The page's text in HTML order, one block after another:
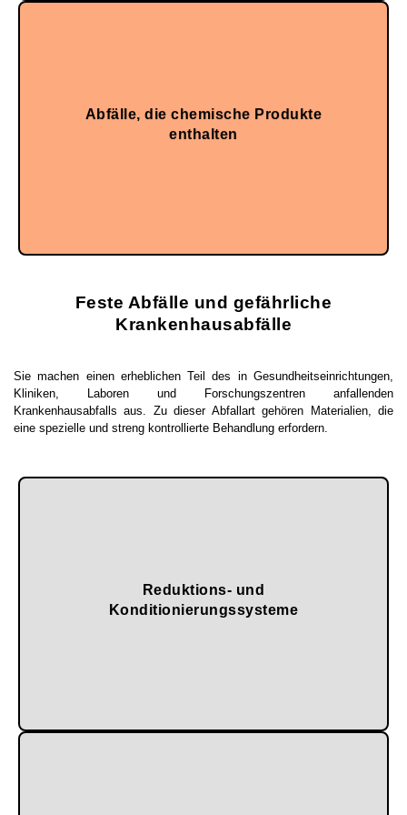
Feste Abfälle und gefährliche
Krankenhausabfälle
Sie machen einen erheblichen Teil des in Gesundheitseinrichtungen,
Kliniken, Laboren und Forschungszentren anfallenden
Krankenhausabfalls aus. Zu dieser Abfallart gehören Materialien, die
eine spezielle und streng kontrollierte Behandlung erfordern.
Reduktions- und
Konditionierungssysteme
Sie ermöglichen es, die Abfälle unbrauchbar zu machen
und erleichtern deren anschließende Entsorgung.
Abfälle, die chemische Produkte
enthalten
Ein weiteres Material, das recycelt werden kann, sind
Abfälle, die chemische oder pharmazeutische Produkte
enthalten.